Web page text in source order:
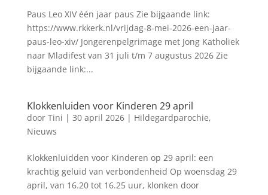
Paus Leo XIV één jaar paus Zie bijgaande link:
https://www.rkkerk.nl/vrijdag-8-mei-2026-een-jaar-
paus-leo-xiv/ Jongerenpelgrimage met Jong Katholiek
naar Mladifest van 31 juli t/m 7 augustus 2026 Zie
bijgaande link:...
Klokkenluiden voor Kinderen 29 april
door Tini | 30 april 2026| Hildegardparochie,
Nieuws
Klokkenluidden voor Kinderen op 29 april: een
krachtig geluid van verbondenheid Op woensdag 29
april, van 16.20 tot 16.25 uur, klonken door